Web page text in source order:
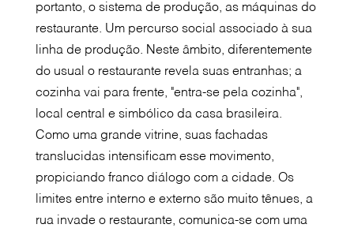
portanto, o sistema de produção, as máquinas do
restaurante. Um percurso social associado à sua
linha de produção. Neste âmbito, diferentemente
do usual o restaurante revela suas entranhas; a
cozinha vai para frente, "entra-se pela cozinha",
local central e simbólico da casa brasileira.
Como uma grande vitrine, suas fachadas
translucidas intensificam esse movimento,
propiciando franco diálogo com a cidade. Os
limites entre interno e externo são muito tênues, a
rua invade o restaurante, comunica-se com uma